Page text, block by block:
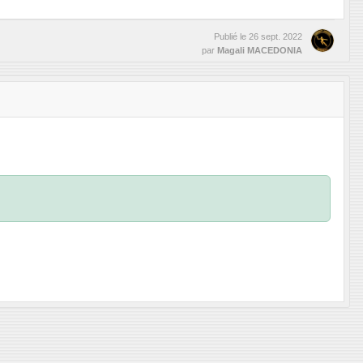
Publié le 26 sept. 2022
par Magali MACEDONIA